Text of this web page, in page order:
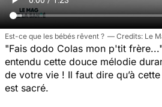
Est-ce que les bébés rêvent ? Le
"Fais dodo Colas mon p'tit
entendu cette douce mélodie
de votre vie ! Il faut dire qu’à
est sacré.